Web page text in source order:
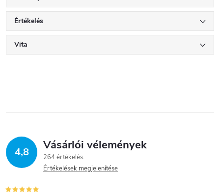
Értékelés
Vita
4,8 Vásárlói vélemények
264 értékelés
Értékelések megjelenítése